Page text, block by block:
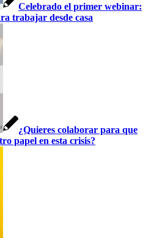
Celebrado el primer webinar:
trabajar desde casa
¿Quieres colaborar para que
papel en esta crisis?